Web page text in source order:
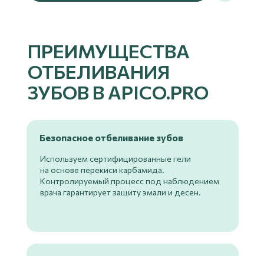
ПРЕИМУЩЕСТВА
ОТБЕЛИВАНИЯ
ЗУБОВ В APICO.PRO
Безопасное отбеливание зубов
Используем сертифицированные гели
на основе перекиси карбамида.
Контролируемый процесс под наблюдением
врача гарантирует защиту эмали и десен.